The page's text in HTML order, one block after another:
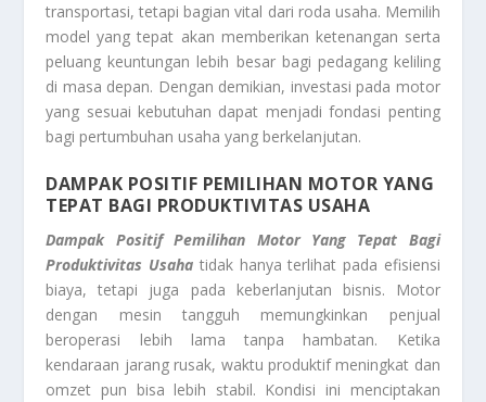
transportasi, tetapi bagian vital dari roda usaha. Memilih
model yang tepat akan memberikan ketenangan serta
peluang keuntungan lebih besar bagi pedagang keliling
di masa depan. Dengan demikian, investasi pada motor
yang sesuai kebutuhan dapat menjadi fondasi penting
bagi pertumbuhan usaha yang berkelanjutan.
DAMPAK POSITIF PEMILIHAN MOTOR YANG
TEPAT BAGI PRODUKTIVITAS USAHA
Dampak Positif Pemilihan Motor Yang Tepat Bagi
Produktivitas Usaha tidak hanya terlihat pada efisiensi
biaya, tetapi juga pada keberlanjutan bisnis. Motor
dengan mesin tangguh memungkinkan penjual
beroperasi lebih lama tanpa hambatan. Ketika
kendaraan jarang rusak, waktu produktif meningkat dan
omzet pun bisa lebih stabil. Kondisi ini menciptakan